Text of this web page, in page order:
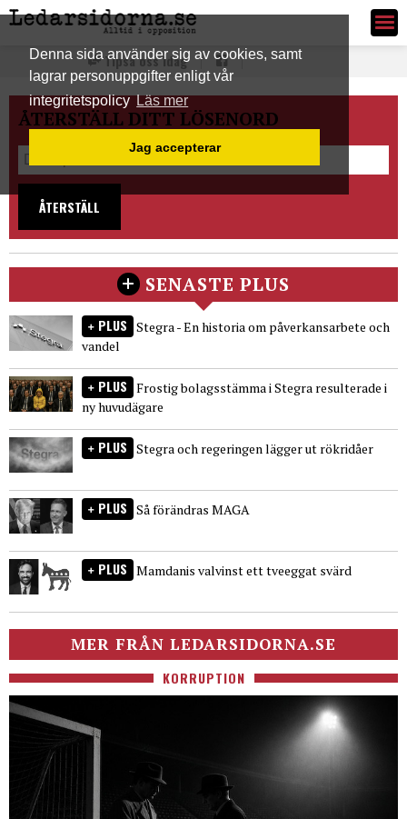
Denna sida använder sig av cookies, samt
lagrar personuppgifter enligt vår
integritetspolicyLäs mer
Jag accepterar
Ledarsidorna.se
Tipsa oss idag
ÅTERSTÄLL DITT LÖSENORD
ÅTERSTÄLL
SENASTE PLUS
PLUS Stegra - En historia om påverkansarbete och
vandel
PLUS Frostig bolagsstämma i Stegra resulterade i
ny huvudägare
PLUS Stegra och regeringen lägger ut rökridåer
PLUS Så förändras MAGA
PLUS Mamdanis valvinst ett tveeggat svärd
MER FRÅN LEDARSIDORNA.SE
KORRUPTION